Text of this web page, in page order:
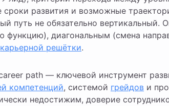
сроки развития и возможные
путь не обязательно
функцию), диагональным (смена
карьерной решётки.
path — ключевой инструмент
компетенций, системой грейдов и
недостижим, доверие